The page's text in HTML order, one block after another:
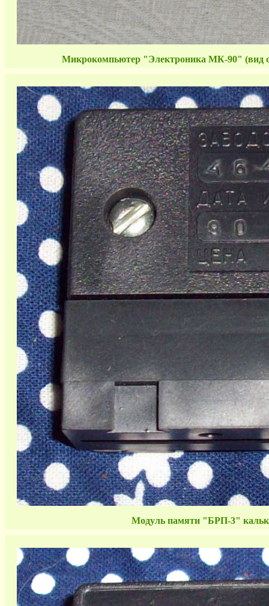
Микрокомпьютер "Электроника МК-90" (вид
Модуль памяти "БРП-3"